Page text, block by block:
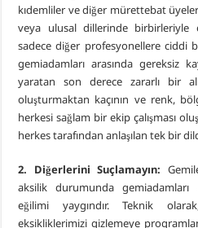
kıdemliler ve diğer mürettebat
veya ulusal dillerinde birbirleriyle
sadece diğer profesyonellere ciddi
gemiadamları arasında gereksiz
yaratan son derece zararlı bir
oluşturmaktan kaçının ve renk,
herkesi sağlam bir ekip çalışması
herkes tarafından anlaşılan tek bir
2. Diğerlerini Suçlamayın:
aksilik durumunda gemiadamları
eğilimi yaygındır. Teknik
eksikliklerimizi gizlemeye